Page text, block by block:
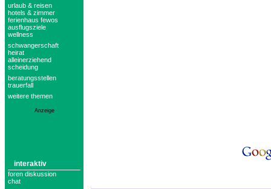
urlaub & reisen
hotels & zimmer
ferienhaus fewos
ausflugsziele
wellness
schwangerschaft
heirat
alleinerziehend
scheidung
beratungsstellen
trauerfall
weitere themen
Anzeige
interaktiv
foren diskussion
chat